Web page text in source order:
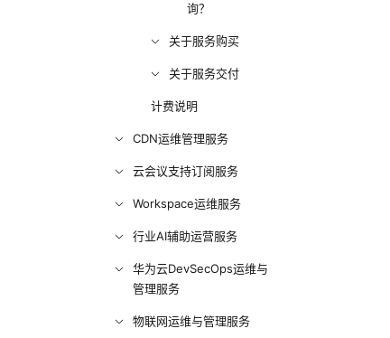
询？
关于服务购买
关于服务交付
计费说明
CDN运维管理服务
云会议支持订阅服务
Workspace运维服务
行业AI辅助运营服务
华为云DevSecOps运维与
管理服务
物联网运维与管理服务